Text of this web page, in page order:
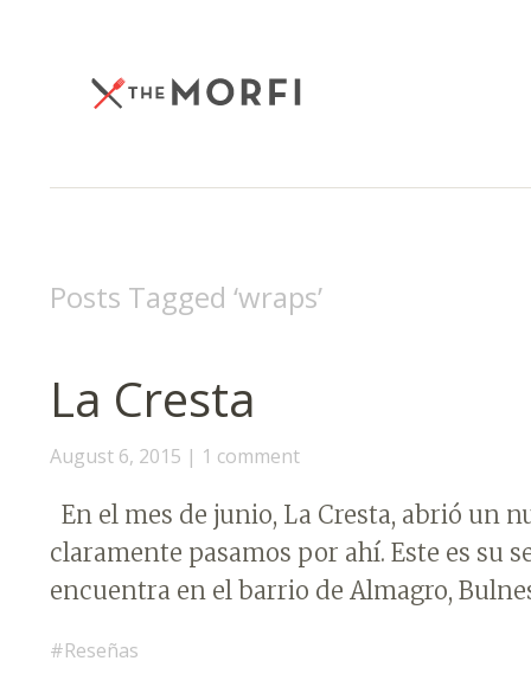
Posts Tagged ‘wraps’
La Cresta
August 6, 2015 1 comment
En el mes de junio, La Cresta, abrió un
claramente pasamos por ahí. Este es su
encuentra en el barrio de Almagro,
Reseñas